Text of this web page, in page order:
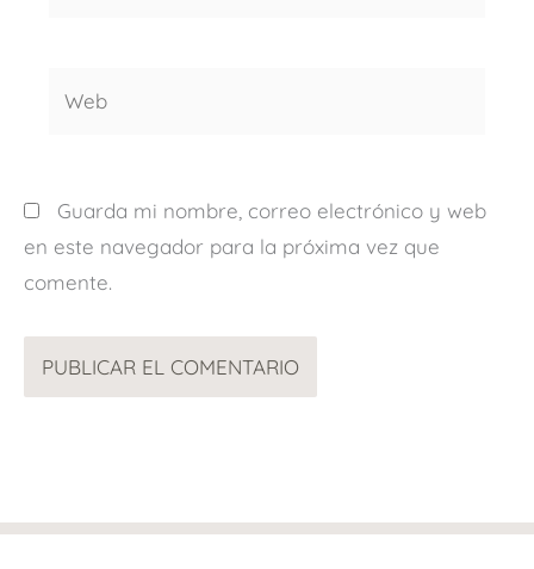
Guarda mi nombre, correo electrónico y web
en este navegador para la próxima vez que
comente.